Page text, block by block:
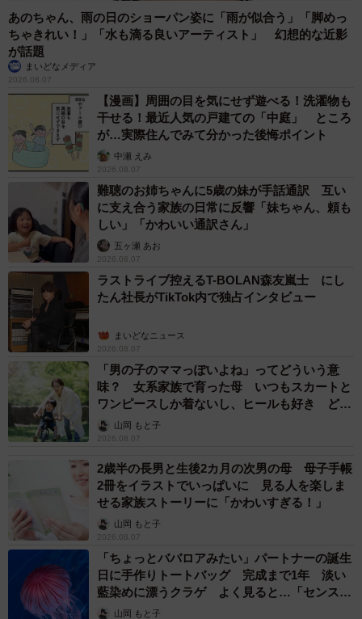
あのちゃん、雨の日のショーパン姿に「雨が似合う」「脚めっ
ちゃきれい！」「水も滴る良いアーティスト」 幻想的な近影
が話題
まいどなメディア
2026.08.07
【漫画】周囲の目を気にせず遊べる！洗濯物も
干せる！最近人気の戸建ての「中庭」 ところ
が…実際住んでみて分かった後悔ポイント
中瀬 えみ
2026.08.07
難聴のお姉ちゃんに5歳の妹が手話通訳 互い
に支え合う家族の日常に反響「妹ちゃん、頼も
しい」「かわいい通訳さん」
五ヶ瀬 あお
2026.08.07
ラストライブ控えるT-BOLAN森友嵐士 にし
たん社長がTikTok内で独占インタビュー
まいどなニュース
2026.08.07
「男の子のママっぽいよね」ってどういう意
味？ 女系家族で育った母 いつもスカートと
ワンピースしか着ないし、ヒールも好き どの
へんが…
山岡 もと子
2026.08.07
2歳半の長男と生後2カ月の次男の母 母子手帳
2冊をイラストでいっぱいに 見る人を楽しま
せる家族ストーリーに「かわいすぎる！」
山岡 もと子
2026.08.07
「ちょっとババロアみたい」パートナーの誕生
日に手作りトートバッグ 完成まで1年 淡い
藍染めに漂うクラゲ よく見ると…「センスす
ごい」山岡 もと子